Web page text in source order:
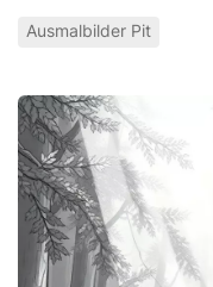
Ausmalbilder Pit